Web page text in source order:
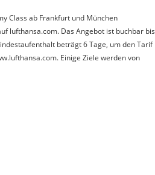
Class ab Frankfurt und München
lufthansa.com. Das Angebot ist buchbar bis
beträgt 6 Tage, um den Tarif
Einige Ziele werden von